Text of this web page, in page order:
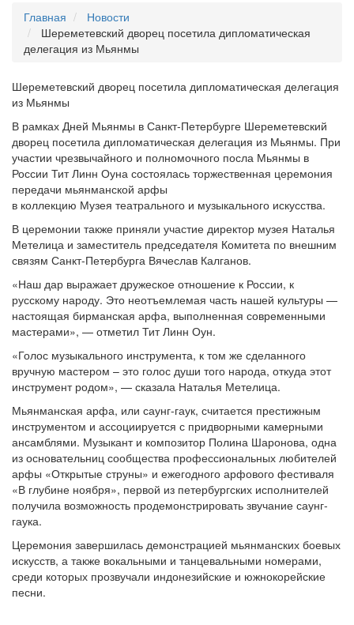
Главная
Новости
Шереметевский дворец посетила дипломатическая
делегация из Мьянмы
Шереметевский дворец посетила дипломатическая делегация
из Мьянмы
В рамках Дней Мьянмы в Санкт-Петербурге Шереметевский
дворец посетила дипломатическая делегация из Мьянмы. При
участии чрезвычайного и полномочного посла Мьянмы в
России Тит Линн Оуна состоялась торжественная церемония
передачи мьянманской арфы
в коллекцию Музея театрального и музыкального искусства.
В церемонии также приняли участие директор музея Наталья
Метелица и заместитель председателя Комитета по внешним
связям Санкт-Петербурга Вячеслав Калганов.
«Наш дар выражает дружеское отношение к России, к
русскому народу. Это неотъемлемая часть нашей культуры —
настоящая бирманская арфа, выполненная современными
мастерами», — отметил Тит Линн Оун.
«Голос музыкального инструмента, к том же сделанного
вручную мастером – это голос души того народа, откуда этот
инструмент родом», — сказала Наталья Метелица.
Мьянманская арфа, или саунг-гаук, считается престижным
инструментом и ассоциируется с придворными камерными
ансамблями. Музыкант и композитор Полина Шаронова, одна
из основательниц сообщества профессиональных любителей
арфы «Открытые струны» и ежегодного арфового фестиваля
«В глубине ноября», первой из петербургских исполнителей
получила возможность продемонстрировать звучание саунг-
гаука.
Церемония завершилась демонстрацией мьянманских боевых
искусств, а также вокальными и танцевальными номерами,
среди которых прозвучали индонезийские и южнокорейские
песни.